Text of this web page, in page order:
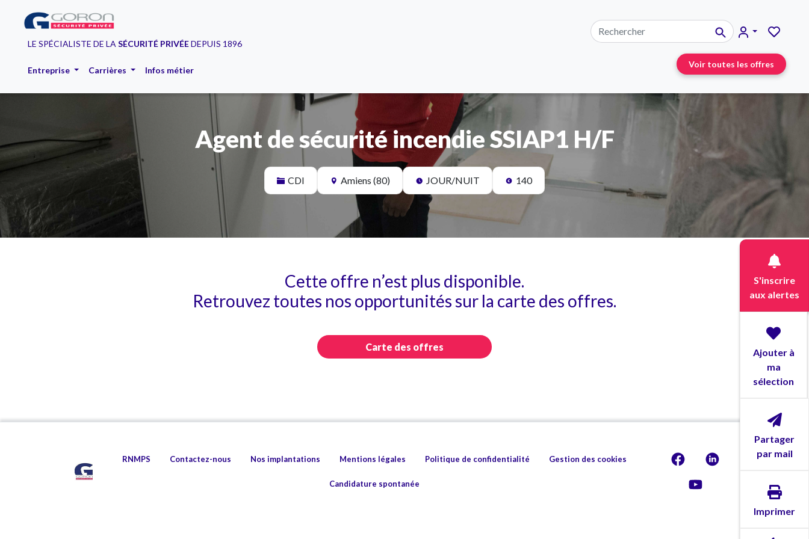
LE SPÉCIALISTE DE LA SÉCURITÉ PRIVÉEDEPUIS 1896
Entreprise Carrières Infos métier
Voir toutes les offres
S'inscrire
aux alertes
Ajouter à
ma
sélection
Partager
par mail
Imprimer
Agent de sécurité incendie SSIAP1 H/F
CDI Amiens (80) JOUR/NUIT 140
Cette offre n’est plus disponible.
Retrouvez toutes nos opportunités sur la carte des offres.
Carte des offres
RNMPS Contactez-nous Nos implantations Mentions légales Politique de confidentialité Gestion des cookies
Candidature spontanée